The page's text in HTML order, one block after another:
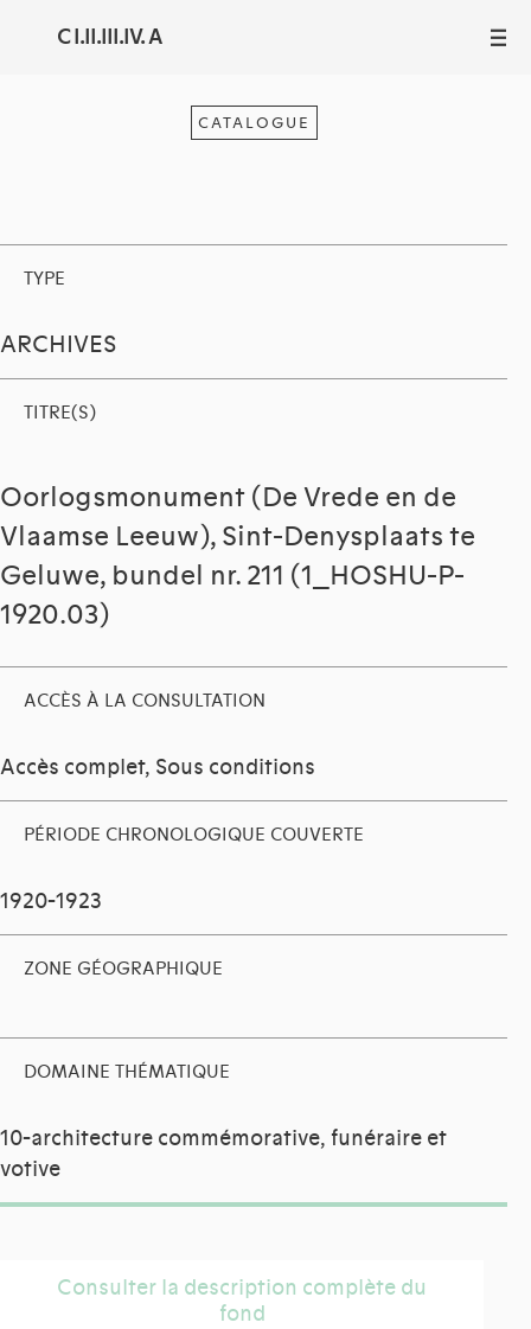
C I.II.III.IV. A III
CATALOGUE
TYPE
ARCHIVES
TITRE(S)
Oorlogsmonument (De Vrede en de
Vlaamse Leeuw), Sint-Denysplaats te
Geluwe, bundel nr. 211 (1_HOSHU-P-
1920.03)
ACCÈS À LA CONSULTATION
Accès complet, Sous conditions
PÉRIODE CHRONOLOGIQUE COUVERTE
1920-1923
ZONE GÉOGRAPHIQUE
DOMAINE THÉMATIQUE
10-architecture commémorative, funéraire et
votive
Consulter la description complète du
fond